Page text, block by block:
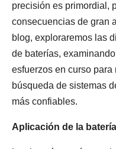
precisión es primordial,
consecuencias de gran
blog, exploraremos las
de baterías,
esfuerzos en curso
búsqueda de sistemas
más confiables.
Aplicación de la batería